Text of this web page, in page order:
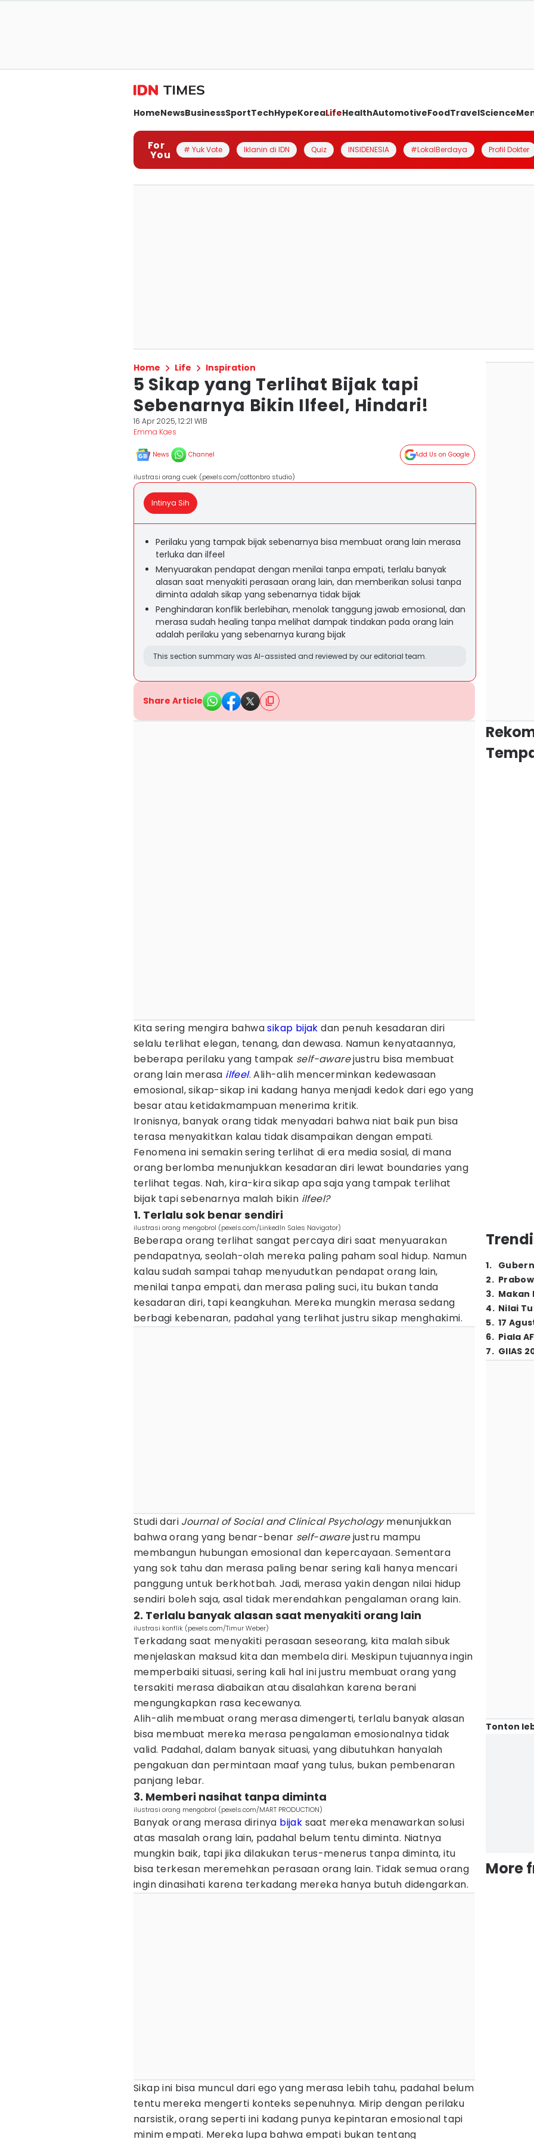
HomeNewsBusinessSportTechHypeKoreaLifeHealthAutomotiveFoodTravelScience
For
You # Yuk Vote Iklanin di IDN Quiz INSIDENESIA #LokalBerdaya Profil Dokter
Home Life Inspiration
5 Sikap yang Terlihat Bijak tapi
Sebenarnya Bikin Ilfeel, Hindari!
16 Apr 2025, 12:21 WIB
Emma Kaes
News Channel Add Us on Google
ilustrasi orang cuek (pexels.com/cottonbro studio)
Intinya Sih
Perilaku yang tampak bijak sebenarnya bisa membuat orang lain merasa
terluka dan ilfeel
Menyuarakan pendapat dengan menilai tanpa empati, terlalu banyak
alasan saat menyakiti perasaan orang lain, dan memberikan solusi tanpa
diminta adalah sikap yang sebenarnya tidak bijak
Penghindaran konflik berlebihan, menolak tanggung jawab emosional, dan
merasa sudah healing tanpa melihat dampak tindakan pada orang lain
adalah perilaku yang sebenarnya kurang bijak
This section summary was AI-assisted and reviewed by our editorial team.
Share Article
Kita sering mengira bahwasikap bijak dan penuh kesadaran diri
selalu terlihat elegan, tenang, dan dewasa. Namun kenyataannya,
beberapa perilaku yang tampak self-awarejustru bisa membuat
orang lain merasa ilfeel. Alih-alih mencerminkan kedewasaan
emosional, sikap-sikap ini kadang hanya menjadi kedok dari ego yang
besar atau ketidakmampuan menerima kritik.
Ironisnya, banyak orang tidak menyadari bahwa niat baik pun bisa
terasa menyakitkan kalau tidak disampaikan dengan empati.
Fenomena ini semakin sering terlihat di era media sosial, di mana
orang berlomba menunjukkan kesadaran diri lewat boundaries yang
terlihat tegas. Nah, kira-kira sikap apa saja yang tampak terlihat
bijak tapi sebenarnya malah bikin ilfeel?
1. Terlalu sok benar sendiri
ilustrasi orang mengobrol (pexels.com/LinkedIn Sales Navigator)
Beberapa orang terlihat sangat percaya diri saat menyuarakan
pendapatnya, seolah-olah mereka paling paham soal hidup. Namun
kalau sudah sampai tahap menyudutkan pendapat orang lain,
menilai tanpa empati, dan merasa paling suci, itu bukan tanda
kesadaran diri, tapi keangkuhan. Mereka mungkin merasa sedang
berbagi kebenaran, padahal yang terlihat justru sikap menghakimi.
Studi dari Journal of Social and Clinical Psychologymenunjukkan
bahwa orang yang benar-benar self-awarejustru mampu
membangun hubungan emosional dan kepercayaan. Sementara
yang sok tahu dan merasa paling benar sering kali hanya mencari
panggung untuk berkhotbah. Jadi, merasa yakin dengan nilai hidup
sendiri boleh saja, asal tidak merendahkan pengalaman orang lain.
2. Terlalu banyak alasan saat menyakiti orang lain
ilustrasi konflik (pexels.com/Timur Weber)
Terkadang saat menyakiti perasaan seseorang, kita malah sibuk
menjelaskan maksud kita dan membela diri. Meskipun tujuannya ingin
memperbaiki situasi, sering kali hal ini justru membuat orang yang
tersakiti merasa diabaikan atau disalahkan karena berani
mengungkapkan rasa kecewanya.
Alih-alih membuat orang merasa dimengerti, terlalu banyak alasan
bisa membuat mereka merasa pengalaman emosionalnya tidak
valid. Padahal, dalam banyak situasi, yang dibutuhkan hanyalah
pengakuan dan permintaan maaf yang tulus, bukan pembenaran
panjang lebar.
3. Memberi nasihat tanpa diminta
ilustrasi orang mengobrol (pexels.com/MART PRODUCTION)
Banyak orang merasa dirinya bijak saat mereka menawarkan solusi
atas masalah orang lain, padahal belum tentu diminta. Niatnya
mungkin baik, tapi jika dilakukan terus-menerus tanpa diminta, itu
bisa terkesan meremehkan perasaan orang lain. Tidak semua orang
ingin dinasihati karena terkadang mereka hanya butuh didengarkan.
Sikap ini bisa muncul dari ego yang merasa lebih tahu, padahal belum
tentu mereka mengerti konteks sepenuhnya. Mirip dengan perilaku
narsistik, orang seperti ini kadang punya kepintaran emosional tapi
minim empati. Mereka lupa bahwa empati bukan tentang
1.
2.
3. Makan
4. Nilai
5. 17
6. Piala
7. GIIAS
Tonton
More